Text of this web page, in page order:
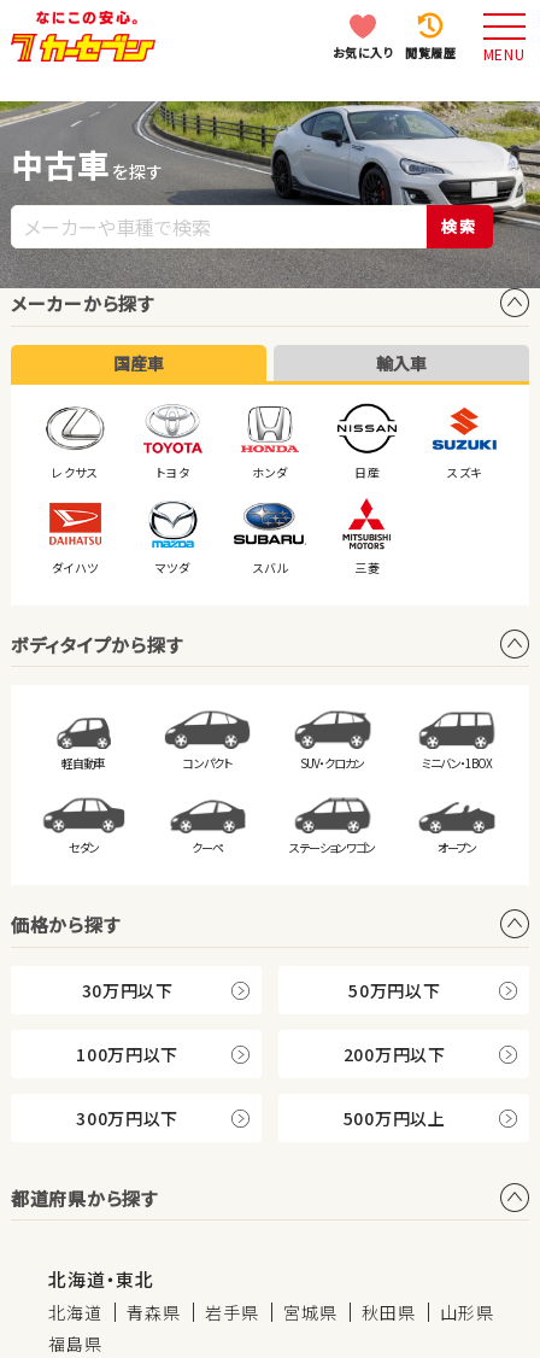
お気に入り 閲覧履歴 MENU
中古車 を探す
検索
メーカーから探す
国産車 輸入車
レクサス トヨタ ホンダ 日産 スズキ
ダイハツ マツダ スバル 三菱
ボディタイプから探す
軽自動車 コンパクト SUV・クロカン ミニバン・1BOX
セダン クーペ ステーションワゴン オープン
価格から探す
30万円以下 50万円以下
100万円以下 200万円以下
300万円以下 500万円以上
都道府県から探す
北海道・東北
北海道 青森県 岩手県 宮城県 秋田県
山形県
福島県